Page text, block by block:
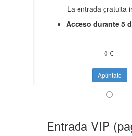
La entrada gratuita
Acceso durante 5
0 €
Apúntate
Entrada VIP